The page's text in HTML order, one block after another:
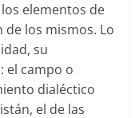
elementos de
los mismos. Lo
su
el campo o
dialéctico
el de las